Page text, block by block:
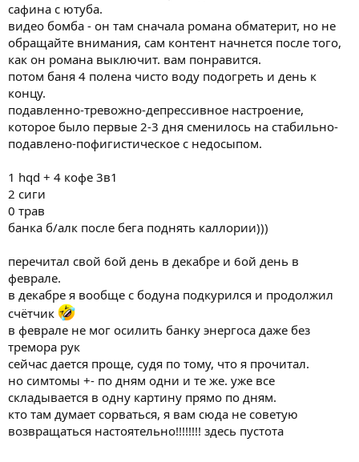
сафина с ютуба.
видео бомба - он там сначала романа обматерит, но не
обращайте внимания, сам контент начнется после того,
как он романа выключит. вам понравится.
потом баня 4 полена чисто воду подогреть и день к
концу.
подавленно-тревожно-депрессивное настроение,
которое было первые 2-3 дня сменилось на стабильно-
подавлено-пофигистическое с недосыпом.
1 hqd + 4 кофе 3в1
2 сиги
0 трав
банка б/алк после бега поднять каллории)))
перечитал свой 6ой день в декабре и 6ой день в
феврале.
в декабре я вообще с бодуна подкурился и продолжил
счётчик
в феврале не мог осилить банку энергоса даже без
тремора рук
сейчас дается проще, судя по тому, что я прочитал.
но симтомы +- по дням одни и те же. уже все
складывается в одну картину прямо по дням.
кто там думает сорваться, я вам сюда не советую
возвращаться настоятельно!!!!!!!! здесь пустота